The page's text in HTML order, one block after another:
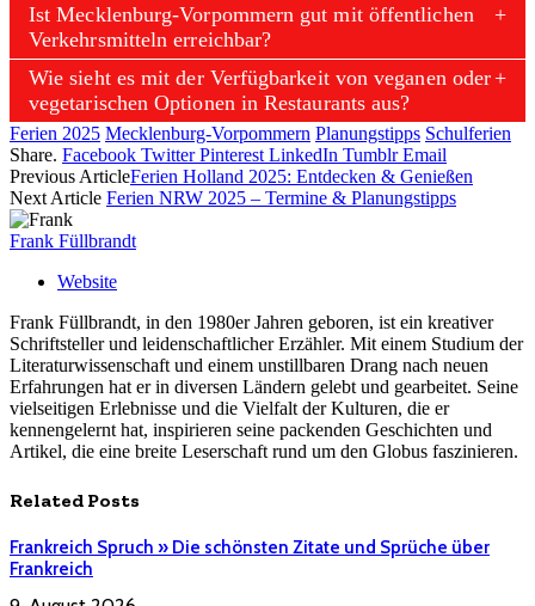
Ist Mecklenburg-Vorpommern gut mit öffentlichen
Verkehrsmitteln erreichbar?
Wie sieht es mit der Verfügbarkeit von veganen oder
vegetarischen Optionen in Restaurants aus?
Ferien 2025 Mecklenburg-Vorpommern Planungstipps Schulferien
Share. Facebook Twitter Pinterest LinkedIn Tumblr Email
Previous ArticleFerien Holland 2025: Entdecken & Genießen
Next Article Ferien NRW 2025 – Termine & Planungstipps
Frank Füllbrandt
Website
Frank Füllbrandt, in den 1980er Jahren geboren, ist ein kreativer
Schriftsteller und leidenschaftlicher Erzähler. Mit einem Studium der
Literaturwissenschaft und einem unstillbaren Drang nach neuen
Erfahrungen hat er in diversen Ländern gelebt und gearbeitet. Seine
vielseitigen Erlebnisse und die Vielfalt der Kulturen, die er
kennengelernt hat, inspirieren seine packenden Geschichten und
Artikel, die eine breite Leserschaft rund um den Globus faszinieren.
Related Posts
Frankreich Spruch » Die schönsten Zitate und Sprüche über
Frankreich